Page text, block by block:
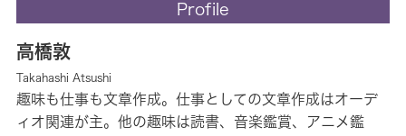
Profile
高橋敦
Takahashi Atsushi
趣味も仕事も文章作成。仕事としての文章作成はオーデ
ィオ関連が主。他の趣味は読書、音楽鑑賞、アニメ鑑